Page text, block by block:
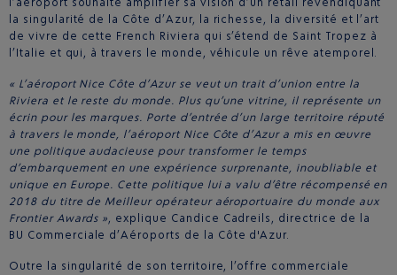
la singularité de la Côte d’Azur, la richesse, la diversité et l’art
de vivre de cette French Riviera qui s’étend de Saint Tropez à
l’Italie et qui, à travers le monde, véhicule un rêve atemporel.
« L’aéroport Nice Côte d’Azur se veut un trait d’union entre la
Riviera et le reste du monde. Plus qu’une vitrine, il représente un
écrin pour les marques. Porte d’entrée d’un large territoire réputé
à travers le monde, l’aéroport Nice Côte d’Azur a mis en œuvre
une politique audacieuse pour transformer le temps
d’embarquement en une expérience surprenante, inoubliable et
unique en Europe. Cette politique lui a valu d’être récompensé en
2018 du titre de Meilleur opérateur aéroportuaire du monde aux
Frontier Awards », explique Candice Cadreils, directrice de la
BU Commerciale d’Aéroports de la Côte d'Azur.
Outre la singularité de son territoire, l’offre commerciale